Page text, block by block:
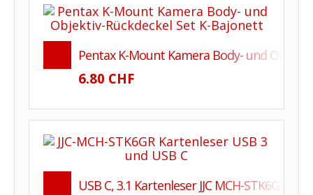
Pentax K-Mount Kamera Body- und
6.80 CHF
USB C, 3.1 Kartenleser JJC MCH-STK6GR